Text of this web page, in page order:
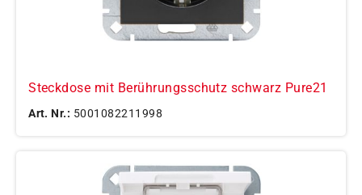
Steckdose mit Berührungsschutz schwarz Pure21
Art. Nr.: 5001082211998